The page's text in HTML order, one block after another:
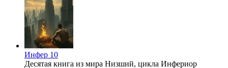
Инфер 10
Десятая книга из мира Низший, цикла Инфериор